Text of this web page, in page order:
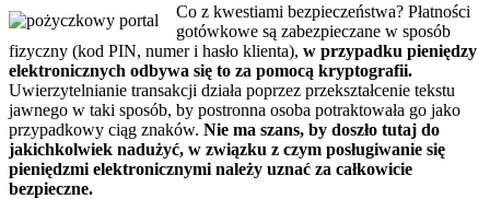
Co z kwestiami bezpieczeństwa? Płatności
gotówkowe są zabezpieczane w sposób
fizyczny (kod PIN, numer i hasło klienta), w przypadku pieniędzy
elektronicznych odbywa się to za pomocą kryptografii.
Uwierzytelnianie transakcji działa poprzez przekształcenie tekstu
jawnego w taki sposób, by postronna osoba potraktowała go jako
przypadkowy ciąg znaków. Nie ma szans, by doszło tutaj do
jakichkolwiek nadużyć, w związku z czym posługiwanie się
pieniędzmi elektronicznymi należy uznać za całkowicie
bezpieczne.